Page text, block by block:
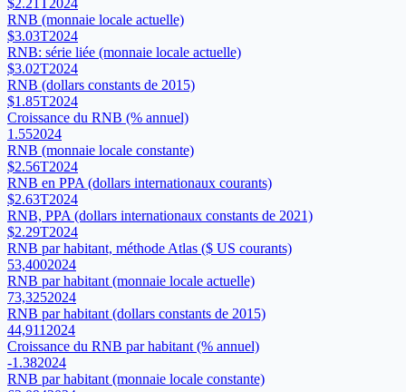
RNB (monnaie locale actuelle)
$3.03T2024
RNB: série liée (monnaie locale actuelle)
$3.02T2024
RNB (dollars constants de 2015)
$1.85T2024
Croissance du RNB (% annuel)
1.552024
RNB (monnaie locale constante)
$2.56T2024
RNB en PPA (dollars internationaux courants)
$2.63T2024
RNB, PPA (dollars internationaux constants de 2021)
$2.29T2024
RNB par habitant, méthode Atlas ($ US courants)
53,4002024
RNB par habitant (monnaie locale actuelle)
73,3252024
RNB par habitant (dollars constants de 2015)
44,911 2024
Croissance du RNB par habitant (% annuel)
-1.382024
RNB par habitant (monnaie locale constante)